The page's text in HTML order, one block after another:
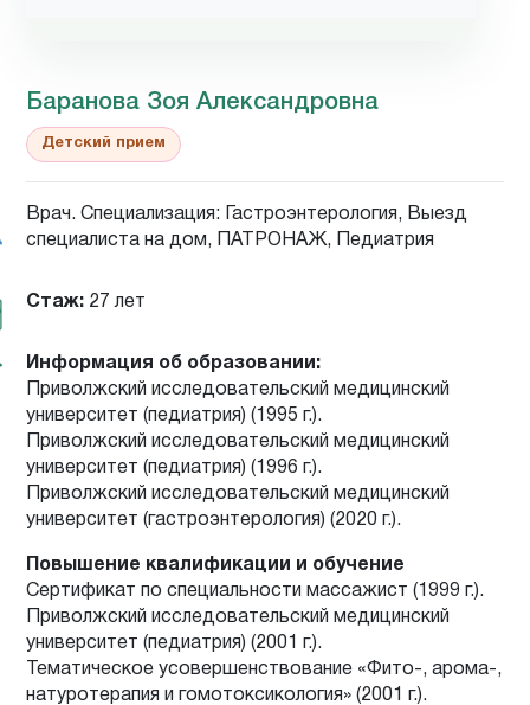
Баранова Зоя Александровна
Детский прием
Врач. Специализация: Гастроэнтерология, Выезд
специалиста на дом, ПАТРОНАЖ, Педиатрия
Стаж: 27 лет
Информация об образовании:
Приволжский исследовательский медицинский
университет (педиатрия) (1995 г.).
Приволжский исследовательский медицинский
университет (педиатрия) (1996 г.).
Приволжский исследовательский медицинский
университет (гастроэнтерология) (2020 г.).
Повышение квалификации и обучение
Сертификат по специальности массажист (1999 г.).
Приволжский исследовательский медицинский
университет (педиатрия) (2001 г.).
Тематическое усовершенствование «Фито-, арома-,
натуротерапия и гомотоксикология» (2001 г.).